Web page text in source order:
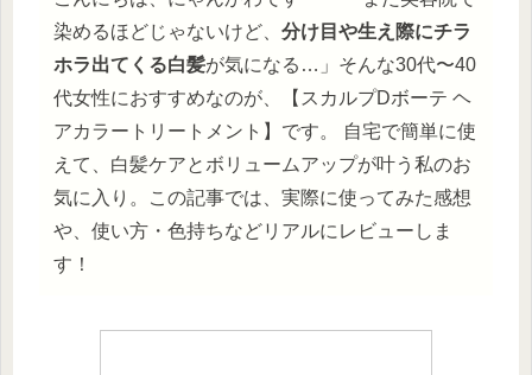
染めるほどじゃないけど、 分け目や生え際にチラ
ホラ出てくる白髪が気になる…」そんな30代〜40
代女性におすすめなのが、【スカルプDボーテ ヘ
アカラートリートメント】です。 自宅で簡単に使
えて、白髪ケアとボリュームアップが叶う私のお
気に入り。この記事では、実際に使ってみた感想
や、使い方・色持ちなどリアルにレビューしま
す！